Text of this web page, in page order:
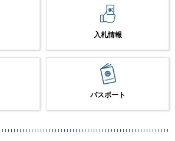
入札情報
パスポート